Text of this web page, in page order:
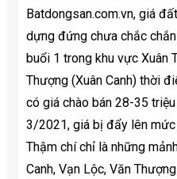
Batdongsan.com.vn, giá
dựng đứng chưa chắc
buổi 1 trong khu vực Xuân
Thượng (Xuân Canh) thời
có giá chào bán 28-35
3/2021, giá bị đẩy lên
Thậm chí chỉ là những
Canh, Vạn Lộc, Văn